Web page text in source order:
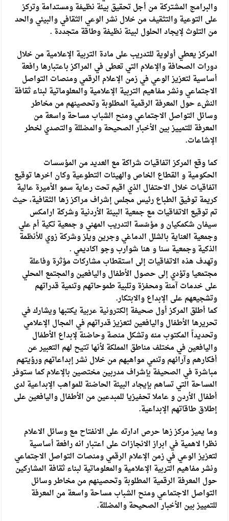
والبرامج المشتركة من أجل تحقيق بيئة نظيفة ومستدامة وتركز
على التوعية والتثقيف من خلال نشر الوعي الثقافي والبيئي والحد
من التلوث لإيجاد الحلول لبيئة نظيفة وطاقة متجددة .
المركز يعطي أولوية للتدريب على مادة التربية الإعلامية من خلال
دورات الصحافة والإعلام التي تعطى في المراكز باعتبارها رافعة
أساسية لتعزيز الوعي في زمن الإعلام الرقمي ومنصات التواصل
الاجتماعي ونشر مفاهيم التربية الإعلامية والمعلوماتية لبناء ثقافة
النشء حول المعرفة الرقمية المطلوبة وتحصينهم من مخاطر
وسائل التواصل الاجتماعي ومنح الشباب مساحة واسعة من
المعرفة للتمييز بين الأخبار الصحيحة والمضللة والتصدي لخطر
الإشاعات.
كما وقع المركز اتفاقيات شراكة مع العديد من المؤسسات
الحكومية و القطاع الخاص والهيئات التطوعية وكان اخرها توقيع
اتفاقيات خلال الاحتفال الذي اقيم تحت رعاية سمو الأميرة عالية
كريمة توفيق الطباع رئيس مجلس إشراف مراكز زها الثقافية، حيث
تم توقيع الاتفاقيات مع جمعية البيئة الأردنية وشركة ارامكس
سيفان شكمكيان و مؤسّسة التدريب المهني و جمعية تكية أم علي
وجمعية العناية بالشلل الدماغي وجرين ويلز وشركة زوي للأنظمة
الذكية وجمعية سنا و هنا شوارب وجو اكاديمي .
وتهدف هذه الاتفاقيات إلى استقطاب مشاركات مؤثرة وفاعلة
مجتمعيا وتؤدي إلى حصول الأطفال واليافعين والمجتمع المحلي
على خدمات آمنة ومحفزة وتلبية طموحاتهم وتنمية قدراتهم
وتشجيعهم على الإبداع والابتكار.
كما أطلق المركز أول صحيفة إلكترونية عربية يكتبها ويشارك في
تحريرها الأطفال واليافعين لتعزيز قدراتهم في المجال الإعلامي
وتحديداً المكتوب منه وتشكل منصة وحاضنة لإبداع الأطفال
واليافعين في مختلف مناطق المملكة لأنها تتيح لهم التعبير عن
أفكارهم وآرائهم وتنمي مواهبهم من خلال نشر إبداعاتهم ورؤيتهم
مباشرة في الصحيفة بإشراف مدربين مختصين بالإعلام كما ستوفر
المساحة التي تساهم بإيجاد البيئة الحاضنة للمواهب الإبداعية لدى
أطفال الأردن و عاملا تحفيزيا للمبدعين من الأطفال واليافعين على
إطلاق طاقاتهم الإبداعية.
وما يميز مركز زها حرص ادارته على الانفتاح مع وسائل الاعلام
نظرا لاهمية في ابراز الانجازات على اعتبار انه رافعة أساسية
لتعزيز الوعي في زمن الإعلام الرقمي ومنصات التواصل الاجتماعي
ونشر مفاهيم التربية الإعلامية والمعلوماتية لبناء ثقافة المشاركين
حول المعرفة الرقمية المطلوبة وتحصينهم من مخاطر وسائل
التواصل الاجتماعي ومنح الشباب مساحة واسعة من المعرفة
للتمييز بين الأخبار الصحيحة والمضللة.